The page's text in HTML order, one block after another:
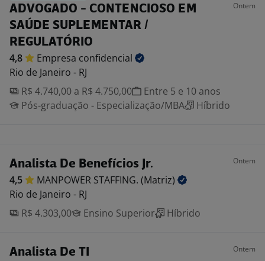
ADVOGADO - CONTENCIOSO EM
SAÚDE SUPLEMENTAR /
REGULATÓRIO
Ontem
4,8 Empresa confidencial
Rio de Janeiro - RJ
R$ 4.740,00 a R$ 4.750,00
Entre 5 e 10 anos
Pós-graduação - Especialização/MBA
Híbrido
Analista De Benefícios Jr. Ontem
4,5 MANPOWER STAFFING. (Matriz)
Rio de Janeiro - RJ
R$ 4.303,00
Ensino Superior Híbrido
Analista De TI Ontem